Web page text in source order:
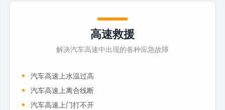
高速救援
解决汽车高速中出现的各种应急故障
汽车高速上水温过高
汽车高速上离合线断
汽车高速上门打不开